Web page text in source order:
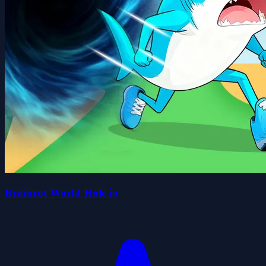
Brainrot World Hole.io